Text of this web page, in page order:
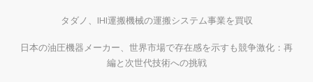
タダノ、IHI運搬機械の運搬システム事業を買収
日本の油圧機器メーカー、世界市場で存在感を示すも競争激化：再
編と次世代技術への挑戦